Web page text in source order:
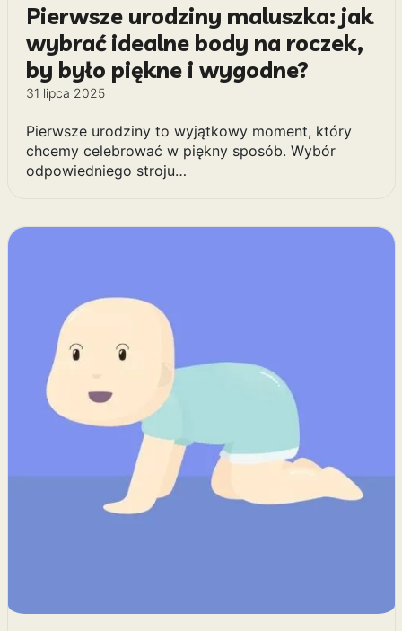
Pierwsze urodziny maluszka: jak
wybrać idealne body na roczek,
by było piękne i wygodne?
31 lipca 2025
Pierwsze urodziny to wyjątkowy moment, który
chcemy celebrować w piękny sposób. Wybór
odpowiedniego stroju…